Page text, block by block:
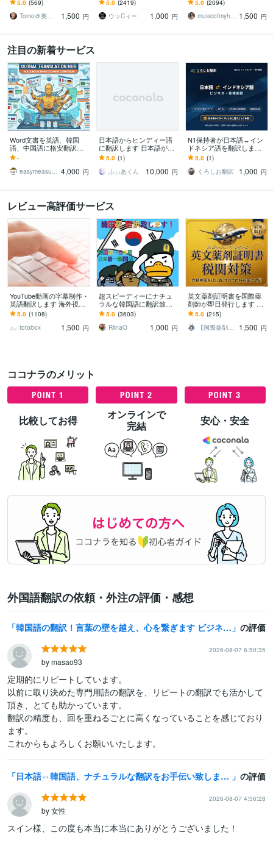
で実務翻訳歴10年！高品
質・安価・高い信頼性
5.0 (569)
Tomo＠英語翻訳家
1,500 円
かし、あなたと世界を繋
ぎます
5.0 (2419)
ウッCィー
1,000 円
イゼーションで自然な表
現に仕上げます
5.0 (2094)
musicofmyheart 1,500 円
注目の新着サービス
Word文書を英語、韓国
語、中国語に格安翻訳し
ます 文書フォーマットを
維持したままWordを機械
翻訳しませんか？
-
easymeasurements 4,000 円
日本語からヒンディー語
に翻訳します 日本語が話
せるインド人と一緒に翻
訳を行います
5.0 (1)
ふぃあくん
10,000 円
N1保持者が日本語↔イン
ドネシア語を翻訳します
日本大手企業での豊富な
実務経験を活かし、翻訳
を対応します
5.0 (1)
くろしお翻訳
1,000 円
レビュー高評価サービス
YouTube動画の字幕制作・
英語翻訳します 海外視聴
者をターゲットにしたい
動画配信者様のお力にな
ります。
5.0 (1108)
totobox
1,500 円
超スピーディーにナチュ
ラルな韓国語に翻訳致し
ます 韓国語で大好きなア
イドル、俳優にファンレ
ターを！
5.0 (3603)
RiinaO
1,000 円
英文薬剤証明書を国際薬
剤師が即日発行します ▼
薬剤師の署名とID入り｜
海外旅行やサマースクー
ル｜税関対策
5.0 (215)
【国際薬剤師 YUTO】
1,500 円
ココナラのメリット
比較してお得
オンラインで
完結
安心・安全
外国語翻訳の依頼・外注の評価・感想
韓国語の翻訳！言葉の壁を越え、心を繋ぎます ビジネスから推し活まで、迅速かつ正確に翻訳いたします。 の評価
2026-08-07 6:50:35
by masao93
定期的にリピートしています。
以前に取り決めた専門用語の翻訳を、リピートの翻訳でも活かして
頂き、とても助かっています。
翻訳の精度も、回を重ねるごとに高くなっていることを感じており
ます。
これからもよろしくお願いいたします。
日本語⇔韓国語、ナチュラルな翻訳をお手伝い致します 日本語の良さを生かした翻訳をモットーに！マニアックなご依頼可 の評価
2026-08-07 4:56:28
by 女性
スイン様、この度も本当に本当にありがとうございました！